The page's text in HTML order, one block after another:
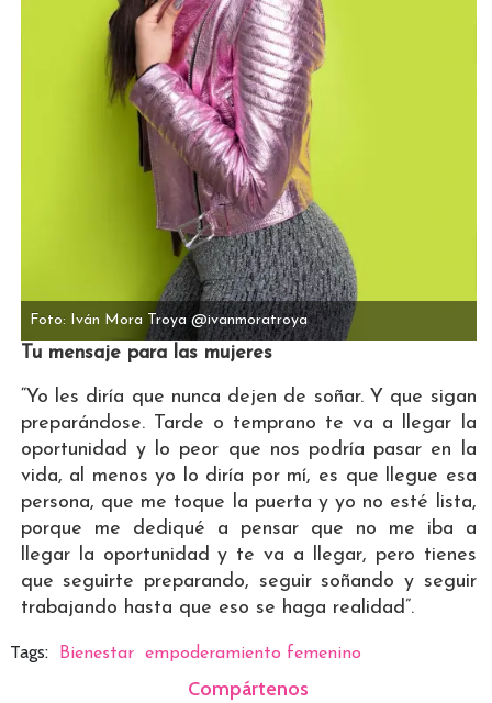
Foto: Iván Mora Troya @ivanmoratroya
Tu mensaje para las mujeres
“Yo les diría que nunca dejen de soñar. Y que sigan
preparándose. Tarde o temprano te va a llegar la
oportunidad y lo peor que nos podría pasar en la
vida, al menos yo lo diría por mí, es que llegue esa
persona, que me toque la puerta y yo no esté lista,
porque me dediqué a pensar que no me iba a
llegar la oportunidad y te va a llegar, pero tienes
que seguirte preparando, seguir soñando y seguir
trabajando hasta que eso se haga realidad”.
Tags: Bienestar empoderamiento femenino
Compártenos